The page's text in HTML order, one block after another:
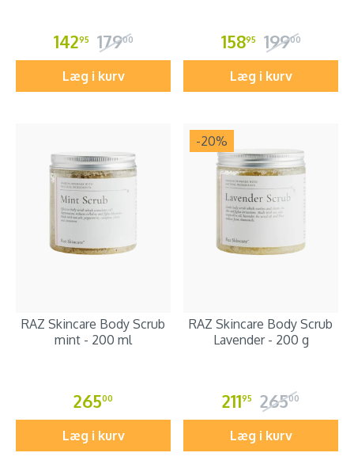
14295 17900
Læg i kurv
15895 19900
Læg i kurv
RAZ Skincare Body Scrub
mint - 200 ml
26500
Læg i kurv
-20%
RAZ Skincare Body Scrub
Lavender - 200 g
21195 26500
Læg i kurv